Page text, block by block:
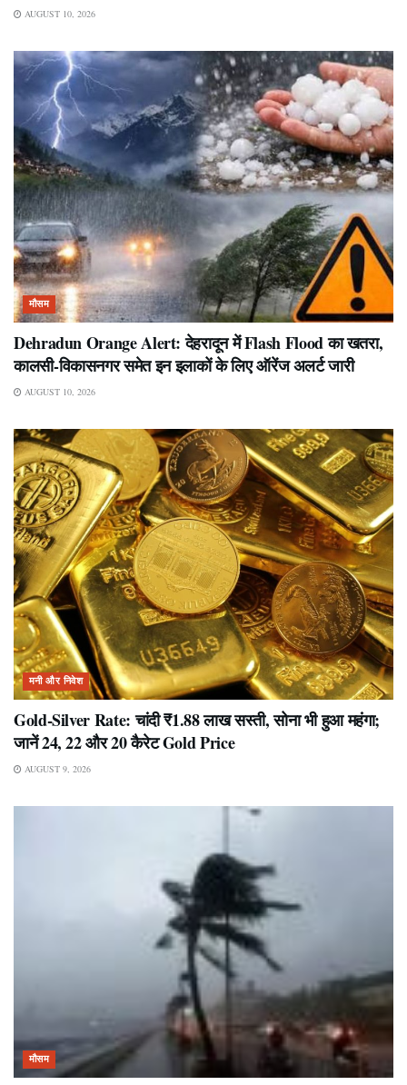
AUGUST 10, 2026
मौसम
Dehradun Orange Alert: देहरादून में Flash Flood का खतरा,
कालसी-विकासनगर समेत इन इलाकों के लिए ऑरेंज अलर्ट जारी
AUGUST 10, 2026
मनी और निवेश
Gold-Silver Rate: चांदी ₹1.88 लाख सस्ती, सोना भी हुआ महंगा;
जानें 24, 22 और 20 कैरेट Gold Price
AUGUST 9, 2026
मौसम